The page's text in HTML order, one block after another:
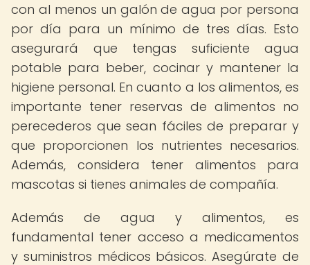
con al menos un galón de agua por persona
por día para un mínimo de tres días. Esto
asegurará que tengas suficiente agua
potable para beber, cocinar y mantener la
higiene personal. En cuanto a los alimentos, es
importante tener reservas de alimentos no
perecederos que sean fáciles de preparar y
que proporcionen los nutrientes necesarios.
Además, considera tener alimentos para
mascotas si tienes animales de compañía.
Además de agua y alimentos, es
fundamental tener acceso a medicamentos
y suministros médicos básicos. Asegúrate de